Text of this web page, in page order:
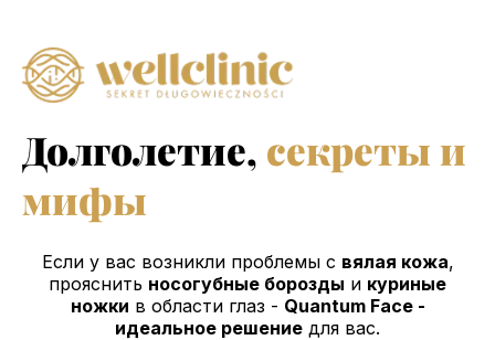
Долголетие, секреты и
мифы
Если у вас возникли проблемы с вялая кожа,
прояснить носогубные борозды и куриные
ножки в области глаз - Quantum Face -
идеальное решение для вас.